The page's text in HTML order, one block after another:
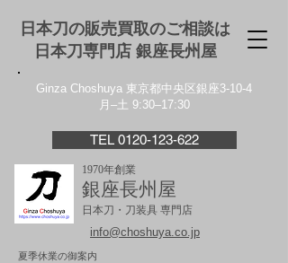
日本刀の販売買取のご相談は
日本刀専門店 銀座⻑州屋
Ginza Choshuya 東京都中央区銀座3-10-4
月–土 9:30–17:30
TEL 0120-123-622
1970年創業
銀座長州屋
日本刀・刀装具 専門店
info@choshuya.co.jp
夏季休業の御案内